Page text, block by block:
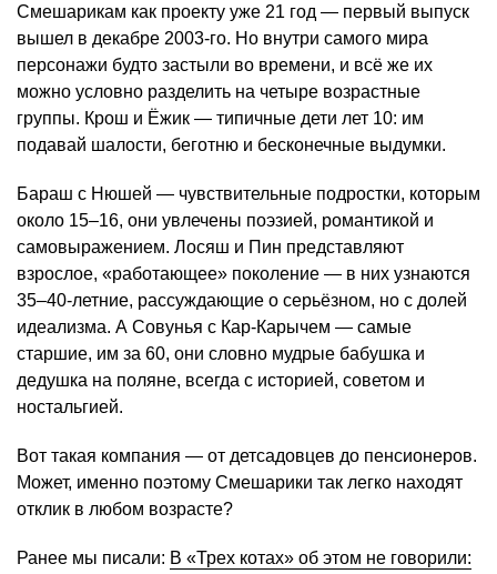
Смешарикам как проекту уже 21 год — первый выпуск
вышел в декабре 2003-го. Но внутри самого мира
персонажи будто застыли во времени, и всё же их
можно условно разделить на четыре возрастные
группы. Крош и Ёжик — типичные дети лет 10: им
подавай шалости, беготню и бесконечные выдумки.
Бараш с Нюшей — чувствительные подростки, которым
около 15–16, они увлечены поэзией, романтикой и
самовыражением. Лосяш и Пин представляют
взрослое, «работающее» поколение — в них узнаются
35–40-летние, рассуждающие о серьёзном, но с долей
идеализма. А Совунья с Кар-Карычем — самые
старшие, им за 60, они словно мудрые бабушка и
дедушка на поляне, всегда с историей, советом и
ностальгией.
Вот такая компания — от детсадовцев до пенсионеров.
Может, именно поэтому Смешарики так легко находят
отклик в любом возрасте?
Ранее мы писали: В «Трех котах» об этом не говорили: